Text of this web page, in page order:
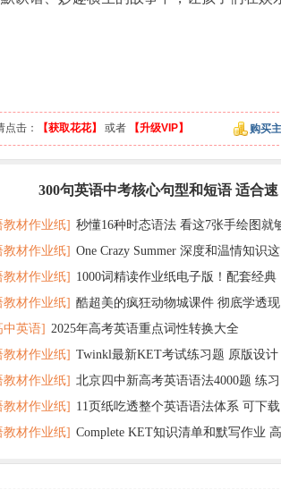
购买
击： 【获取花花】 或者 【升级VIP】
300句英语中考核心句型和短语 适合速
便拿分
教材作业纸] 秒懂16种时态语法 看这7张手绘图就
教材作业纸] One Crazy Summer 深度和温情知识这
读太应景了
教材作业纸] 1000词精读作业纸电子版！配套经典
好用
教材作业纸] 酷超美的疯狂动物城课件 彻底学透现
时
中英语] 2025年高考英语重点词性转换大全
教材作业纸] Twinkl最新KET考试练习题 原版设计
教材作业纸] 北京四中新高考英语语法4000题 练习
下载打印
教材作业纸] 11页纸吃透整个英语语法体系 可下载
教材作业纸] Complete KET知识清单和默写作业 高